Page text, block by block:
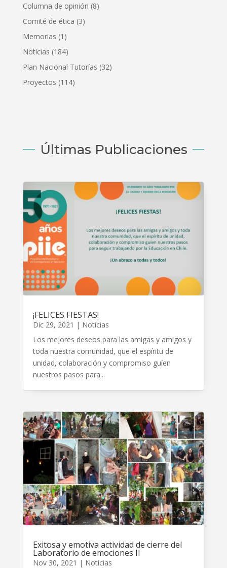
Columna de opinión (8)
Comité de ética (3)
Memorias (1)
Noticias (184)
Plan Nacional Tutorías (32)
Proyectos (114)
Últimas Publicaciones
¡FELICES FIESTAS!
Dic 29, 2021 | Noticias
Los mejores deseos para las amigas y amigos y
toda nuestra comunidad, que el espíritu de
unidad, colaboración y compromiso guíen
nuestros pasos para...
Exitosa y emotiva actividad de cierre del
Laboratorio de emociones II
Nov 30, 2021 | Noticias